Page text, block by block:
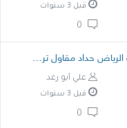
قبل 3 سنوات
مظلات الرياض برجولات الرياض حداد مقاول ترميم
علي أبو رغد
قبل 3 سنوات